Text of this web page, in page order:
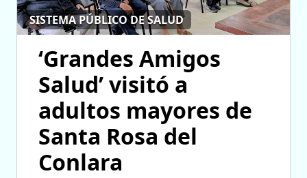
SISTEMA PÚBLICO DE SALUD
‘Grandes Amigos
Salud’ visitó a
adultos mayores de
Santa Rosa del
Conlara